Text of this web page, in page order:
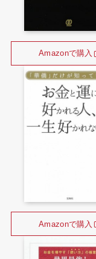
Amazonで購入
Amazonで購入